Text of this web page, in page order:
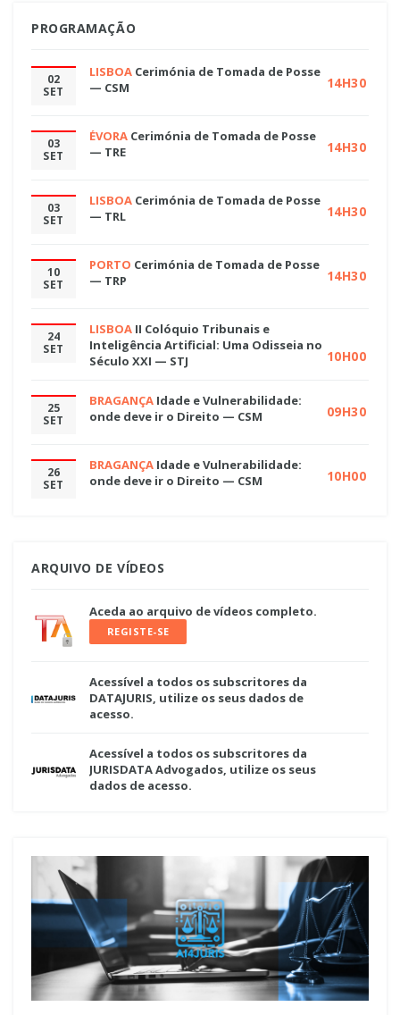
PROGRAMAÇÃO
02
SET
LISBOA Cerimónia de Tomada de Posse
— CSM
14H30
03
SET
ÉVORA Cerimónia de Tomada de Posse
— TRE
14H30
03
SET
LISBOA Cerimónia de Tomada de Posse
— TRL
14H30
10
SET
PORTO Cerimónia de Tomada de Posse
— TRP
14H30
24
SET
LISBOA II Colóquio Tribunais e
Inteligência Artificial: Uma Odisseia no
Século XXI — STJ
10H00
25
SET
BRAGANÇA Idade e Vulnerabilidade:
onde deve ir o Direito — CSM
09H30
26
SET
BRAGANÇA Idade e Vulnerabilidade:
onde deve ir o Direito — CSM
10H00
ARQUIVO DE VÍDEOS
Aceda ao arquivo de vídeos completo.
REGISTE-SE
Acessível a todos os subscritores da
DATAJURIS, utilize os seus dados de
acesso.
Acessível a todos os subscritores da
JURISDATA Advogados, utilize os seus
dados de acesso.